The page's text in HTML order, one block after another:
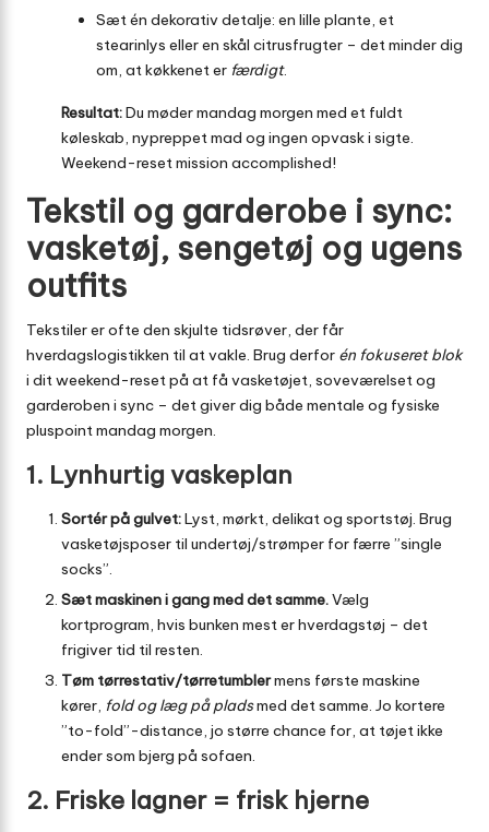
Sæt én dekorativ detalje: en lille plante, et
stearinlys eller en skål citrusfrugter – det minder dig
om, at køkkenet er færdigt.
Resultat:Du møder mandag morgen med et fuldt
køleskab, nypreppet mad og ingen opvask i sigte.
Weekend-reset mission accomplished!
Tekstil og garderobe i sync:
vasketøj, sengetøj og ugens
outfits
Tekstiler er ofte den skjulte tidsrøver, der får
hverdagslogistikken til at vakle. Brug derfor én fokuseret blok
i dit weekend-reset på at få vasketøjet, soveværelset og
garderoben i sync – det giver dig både mentale og fysiske
pluspoint mandag morgen.
1. Lynhurtig vaskeplan
Sortér på gulvet:Lyst, mørkt, delikat og sportstøj. Brug
vasketøjsposer til undertøj/strømper for færre ”single
socks”.
Sæt maskinen i gang med det samme.Vælg
kortprogram, hvis bunken mest er hverdagstøj – det
frigiver tid til resten.
Tøm tørrestativ/tørretumblermens første maskine
kører, fold og læg på pladsmed det samme. Jo kortere
”to-fold”-distance, jo større chance for, at tøjet ikke
ender som bjerg på sofaen.
2. Friske lagner = frisk hjerne